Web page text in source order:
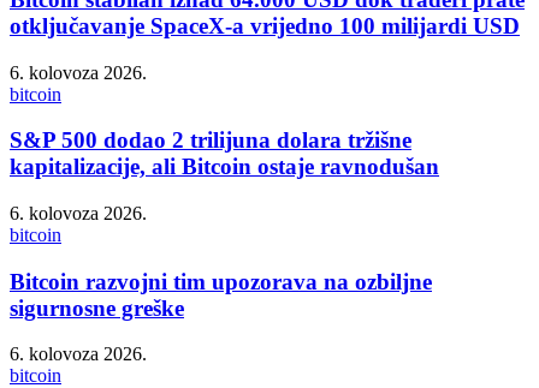
otključavanje SpaceX-a vrijedno 100 milijardi USD
6. kolovoza 2026.
bitcoin
S&P 500 dodao 2 trilijuna dolara tržišne
kapitalizacije, ali Bitcoin ostaje ravnodušan
6. kolovoza 2026.
bitcoin
Bitcoin razvojni tim upozorava na ozbiljne
sigurnosne greške
6. kolovoza 2026.
bitcoin